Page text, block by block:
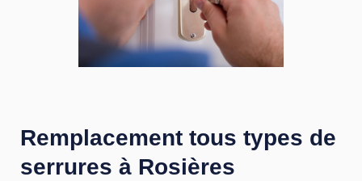
Remplacement tous types de
serrures à Rosières